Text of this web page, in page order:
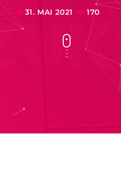
today 31. MAI 2021 170